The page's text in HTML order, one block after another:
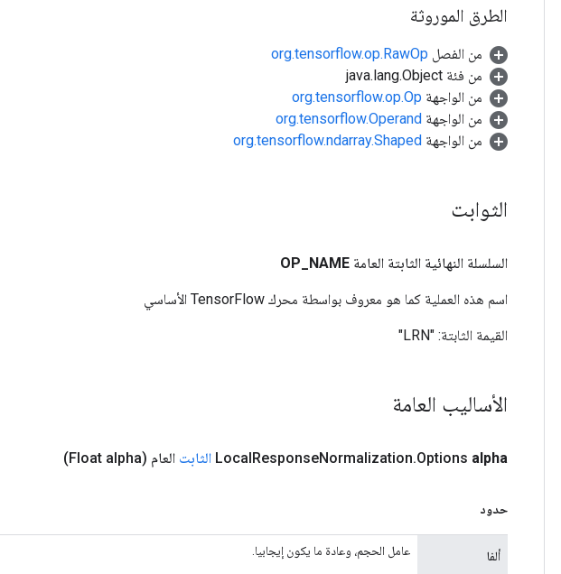
الطرق الموروثة
من الفصل org.tensorflow.op.RawOp
من فئة java.lang.Object
من الواجهة org.tensorflow.op.Op
من الواجهة org.tensorflow.Operand
من الواجهة org.tensorflow.ndarray.Shaped
الثوابت
السلسلة النهائية الثابتة العامة OP NAME
اسم هذه العملية كما هو معروف بواسطة محرك TensorFlow الأساسي
القيمة الثابتة: "LRN"
الأساليب العامة
LocalResponseNormalization.Options alpha الثابت العام (Float alpha)
حدود
ألفا عامل الحجم، وعادة ما يكون إيجابيا.